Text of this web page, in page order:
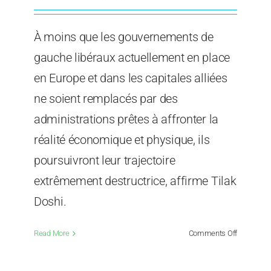
À moins que les gouvernements de
gauche libéraux actuellement en place
en Europe et dans les capitales alliées
ne soient remplacés par des
administrations prêtes à affronter la
réalité économique et physique, ils
poursuivront leur trajectoire
extrêmement destructrice, affirme Tilak
Doshi.
Read More Comments Offon